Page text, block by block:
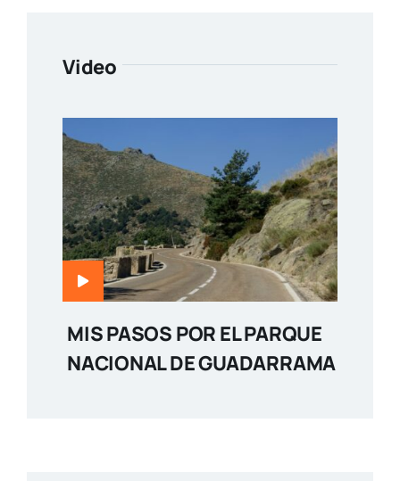
Video
MIS PASOS POR EL PARQUE
NACIONAL DE GUADARRAMA